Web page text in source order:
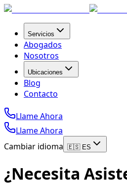
Servicios
Abogados
Nosotros
Ubicaciones
Blog
Contacto
Llame Ahora
Llame Ahora
Cambiar idioma 🇪🇸 ES
¿Necesita